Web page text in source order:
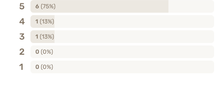
5 6 (75%)
4 1 (13%)
3 1 (13%)
2 0 (0%)
1 0 (0%)